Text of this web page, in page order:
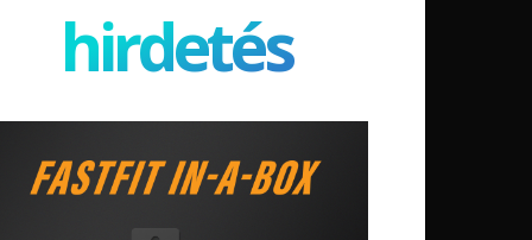
hirdetés